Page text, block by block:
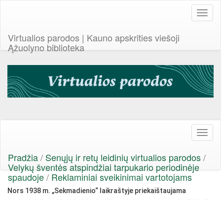
Virtualios parodos | Kauno apskrities viešoji
Ąžuolyno biblioteka
Pradžia/ Senųjų ir retų leidinių virtualios parodos/
Velykų šventės atspindžiai tarpukario periodinėje
spaudoje/ Reklaminiai sveikinimai vartotojams
Nors 1938 m. „Sekmadienio“ laikraštyje priekaištaujama